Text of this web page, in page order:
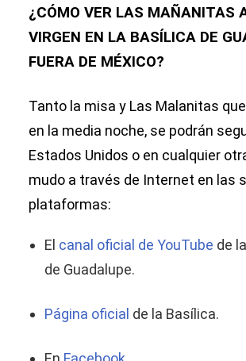
¿CÓMO VER LAS MAÑANITAS
VIRGEN EN LA BASÍLICA DE
FUERA DE MÉXICO?
Tanto la misa y Las Malanitas
en la media noche, se podrán
Estados Unidos o en cualquier
mudo a través de Internet en las
plataformas:
El canal oficial de YouTube de
de Guadalupe.
Página oficial de la Basílica.